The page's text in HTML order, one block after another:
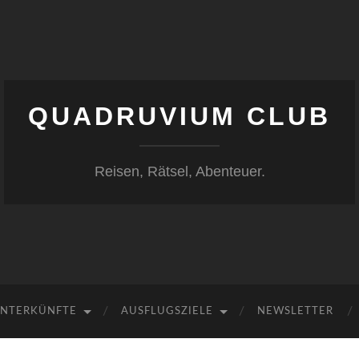
QUADRUVIUM CLUB
Reisen, Rätsel, Abenteuer.
AUSFLUGSZIELE NEWSLETTER